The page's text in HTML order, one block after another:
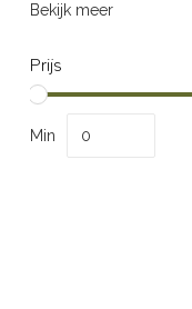
Bekijk meer
Prijs
Min